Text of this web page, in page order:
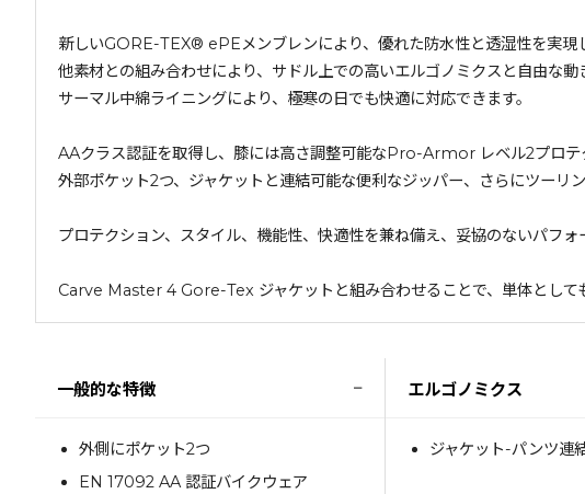
新しいGORE-TEX® ePEメンブレンにより、優れた防水性と透湿性を実
他素材との組み合わせにより、サドル上での高いエルゴノミクスと自由な
サーマル中綿ライニングにより、極寒の日でも快適に対応できます。
AAクラス認証を取得し、膝には高さ調整可能なPro-Armor レベル2プロ
外部ポケット2つ、ジャケットと連結可能な便利なジッパー、さらにツーリ
プロテクション、スタイル、機能性、快適性を兼ね備え、妥協のないパフォ
Carve Master 4 Gore-Tex ジャケットと組み合わせることで、単体として
一般的な特徴 −
外側にポケット2つ
EN 17092 AA 認証バイクウェア
エルゴノミクス
ジャケット-パンツ連